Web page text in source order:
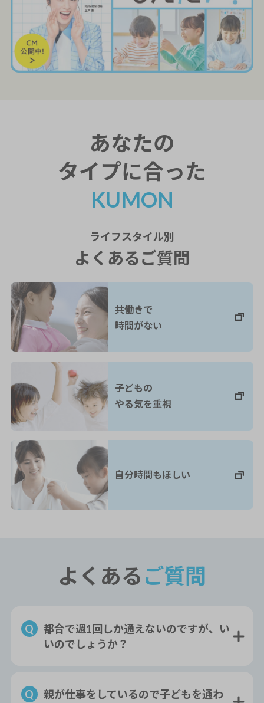
あなたの
タイプに合った
KUMON
ライフスタイル別
よくあるご質問
共働きで
時間がない
子どもの
やる気を重視
自分時間もほしい
よくある ご質問
都合で週1回しか通えないのですが、い
いのでしょうか？
親が仕事をしているので子どもを通わ